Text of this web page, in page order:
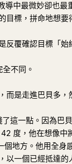
中最微妙卻也最
目標，拼命地想要
反覆確認目標「始
不同。
而是走進巴貝多，
這一點。因為巴
度，他在想像中
地方。他用全身
以一個已經抵達的